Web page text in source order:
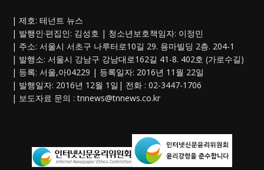
| 제호: 테넌트 뉴스
| 발행인·편집인: 김성호 | 청소년보호책임자: 이정민
| 주소: 서울시 서초구 나루터로10길 29. 용마빌딩 2층. 204-1
| 발행소: 서울시 강남구 강남대로162길 41-8. 402호 (가로수길)
| 등록: 서울,아04229 | 등록일자: 2016년 11월 22일
| 발행일자: 2016년 12월 1일| 전화 : 02-3447-1706
| 보도자료 문의 :tnnews@tnnews.co.kr